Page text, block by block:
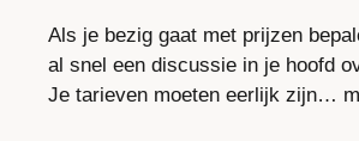
Als je bezig gaat met prijzen
al snel een discussie in je hoofd
Je tarieven moeten eerlijk zijn…